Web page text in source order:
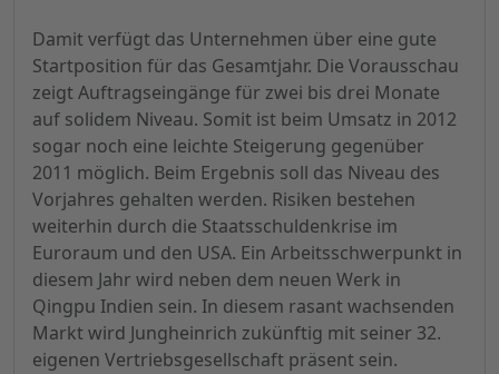
Damit verfügt das Unternehmen über eine gute
Startposition für das Gesamtjahr. Die Vorausschau
zeigt Auftragseingänge für zwei bis drei Monate
auf solidem Niveau. Somit ist beim Umsatz in 2012
sogar noch eine leichte Steigerung gegenüber
2011 möglich. Beim Ergebnis soll das Niveau des
Vorjahres gehalten werden. Risiken bestehen
weiterhin durch die Staatsschuldenkrise im
Euroraum und den USA. Ein Arbeitsschwerpunkt in
diesem Jahr wird neben dem neuen Werk in
Qingpu Indien sein. In diesem rasant wachsenden
Markt wird Jungheinrich zukünftig mit seiner 32.
eigenen Vertriebsgesellschaft präsent sein.